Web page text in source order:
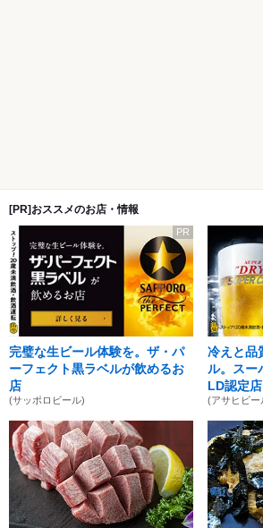
[PR]おススメのお店・情報
PR
完璧な生ビール体験を。ザ・パ
ーフェクト黒ラベルが飲めるお
店
(サッポロビール)
冷えと品
ル。スー
LD認定店
(アサヒビー